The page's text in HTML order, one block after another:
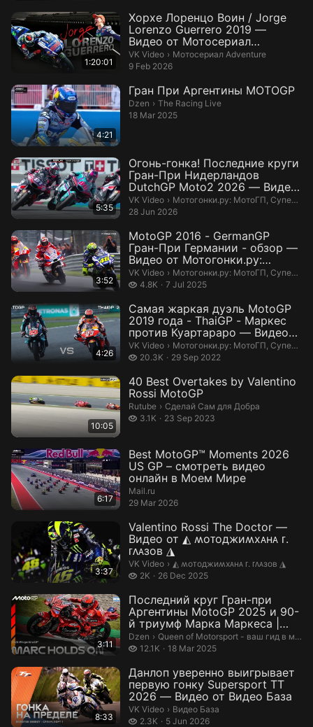
1:20:01
Хорхе Лоренцо Воин / Jorge
Lorenzo Guerrero 2019 —
Видео от Мотосериал
Adventure
VK Video › Мотосериал Adventure.
Мотосериал Adventure
9 Feb 2026
4:21
Гран При Аргентины MOTOGP
Dzen › The Racing Live.
The Racing Live
18 Mar 2025
5:35
Огонь-гонка! Последние круги
Гран-При Нидерландов
DutchGP Moto2 2026 — Видео
от Мотог...
VK Video › Мотогонки.ру: МотоГП,
Мотогонки.ру: МотоГП, Супербайк и мотокросс
28 Jun 2026
3:52
MotoGP 2016 - GermanGP
Гран-При Германии - обзор —
Видео от Мотогонки.ру:
МотоГП, Суп...
VK Video › Мотогонки.ру: МотоГП,
Мотогонки.ру: МотоГП, Супербайк и мотокросс
4.8K
4.8 thousand views
7 Jul 2025
4:26
Самая жаркая дуэль MotoGP
2019 года - ThaiGP - Маркес
против Куартараро — Видео
от Мо...
VK Video › Мотогонки.ру: МотоГП,
Мотогонки.ру: МотоГП, Супербайк и мотокросс
20.3K
20.3 thousand views
29 Sep 2022
10:05
40 Best Overtakes by Valentino
Rossi MotoGP
Rutube › Сделай Сам для Добра.
Сделай Сам для Добра
3.1K
3.1 thousand views
23 Sep 2023
6:17
Best MotoGP™ Moments 2026
US GP – смотреть видео
онлайн в Моем Мире
Mail.ru
29 Mar 2026
3:37
Valentino Rossi The Doctor —
Видео от ◭ ʍоᴛоджиʍхᴀнᴀ ᴦ.
ᴦᴧᴀзоʙ ◮
VK Video › ◭ ʍоᴛоджиʍхᴀнᴀ ᴦ. ᴦᴧᴀзоʙ ◮.
◭ ʍоᴛоджиʍхᴀнᴀ ᴦ. ᴦᴧᴀзоʙ ◮
2K
2 thousand views
26 Dec 2025
3:11
Последний круг Гран-при
Аргентины MotoGP 2025 и 90-
й триумф Марка Маркеса |
Queen of ...
Dzen › Queen of Motorsport - ваш гид в мире
Queen of Motorsport - ваш гид в мире автоспорта
12.1K
12.1 thousand views
18 Mar 2025
8:33
Данлоп уверенно выигрывает
первую гонку Supersport TT
2026 — Видео от Видео База
VK Video › Видео База.
Видео База
2.3K
2.3 thousand views
5 Jun 2026